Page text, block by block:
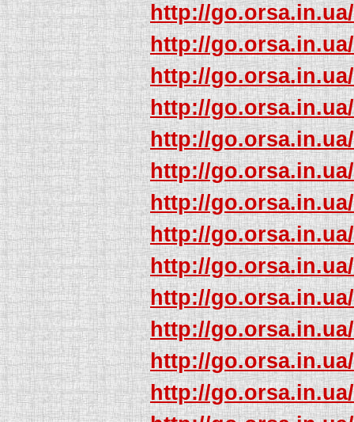
http://
http://
http://
http://
http://
http://
http://
http://
http://
http://
http://
http://
http://